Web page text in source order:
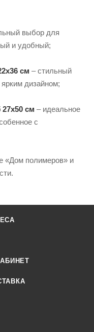
выбор для
и удобный;
см – стильный
дизайном;
см – идеальное
с
«Дом полимеров» и